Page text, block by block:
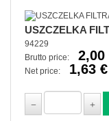
USZCZELKA
94229
Brutto price:
2,00
Net price: 1,63 €